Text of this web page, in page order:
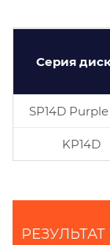
Серия
SP14D
KP14D
РЕЗУЛЬТАТ